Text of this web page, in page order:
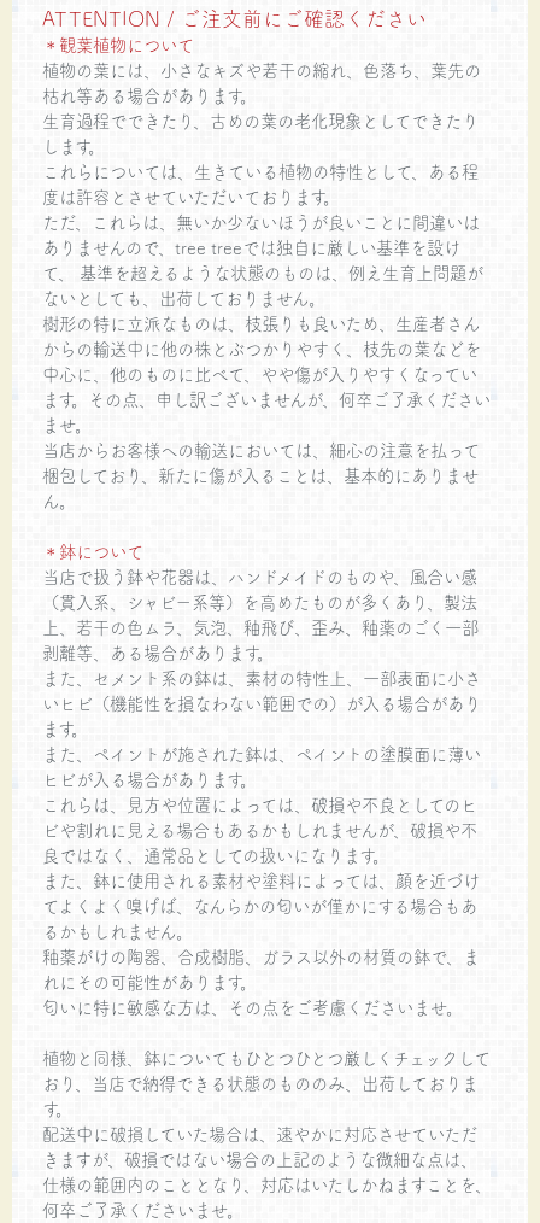
ATTENTION / ご注文前にご確認ください
＊観葉植物について
植物の葉には、小さなキズや若干の縮れ、色落ち、葉先の
枯れ等ある場合があります。
生育過程でできたり、古めの葉の老化現象としてできたり
します。
これらについては、生きている植物の特性として、ある程
度は許容とさせていただいております。
ただ、これらは、無いか少ないほうが良いことに間違いは
ありませんので、tree treeでは独自に厳しい基準を設け
て、 基準を超えるような状態のものは、例え生育上問題が
ないとしても、出荷しておりません。
樹形の特に立派なものは、枝張りも良いため、生産者さん
からの輸送中に他の株とぶつかりやすく、枝先の葉などを
中心に、他のものに比べて、やや傷が入りやすくなってい
ます。その点、申し訳ございませんが、何卒ご了承ください
ませ。
当店からお客様への輸送においては、細心の注意を払って
梱包しており、新たに傷が入ることは、基本的にありませ
ん。
＊鉢について
当店で扱う鉢や花器は、ハンドメイドのものや、風合い感
（貫入系、シャビー系等）を高めたものが多くあり、製法
上、若干の色ムラ、気泡、釉飛び、歪み、釉薬のごく一部
剥離等、ある場合があります。
また、セメント系の鉢は、素材の特性上、一部表面に小さ
いヒビ（機能性を損なわない範囲での）が入る場合があり
ます。
また、ペイントが施された鉢は、ペイントの塗膜面に薄い
ヒビが入る場合があります。
これらは、見方や位置によっては、破損や不良としてのヒ
ビや割れに見える場合もあるかもしれませんが、破損や不
良ではなく、通常品としての扱いになります。
また、鉢に使用される素材や塗料によっては、顔を近づけ
てよくよく嗅げば、なんらかの匂いが僅かにする場合もあ
るかもしれません。
釉薬がけの陶器、合成樹脂、ガラス以外の材質の鉢で、ま
れにその可能性があります。
匂いに特に敏感な方は、その点をご考慮くださいませ。
植物と同様、鉢についてもひとつひとつ厳しくチェックして
おり、当店で納得できる状態のもののみ、出荷しておりま
す。
配送中に破損していた場合は、速やかに対応させていただ
きますが、破損ではない場合の上記のような微細な点は、
仕様の範囲内のこととなり、対応はいたしかねますことを、
何卒ご了承くださいませ。